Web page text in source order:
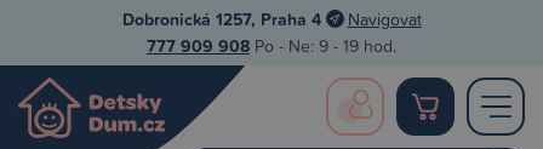
Dobronická 1257, Praha 4 Navigovat
777 909 908 Po - Ne: 9 - 19 hod.